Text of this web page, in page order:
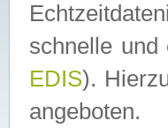
schnelle und
EDIS).
angeboten.